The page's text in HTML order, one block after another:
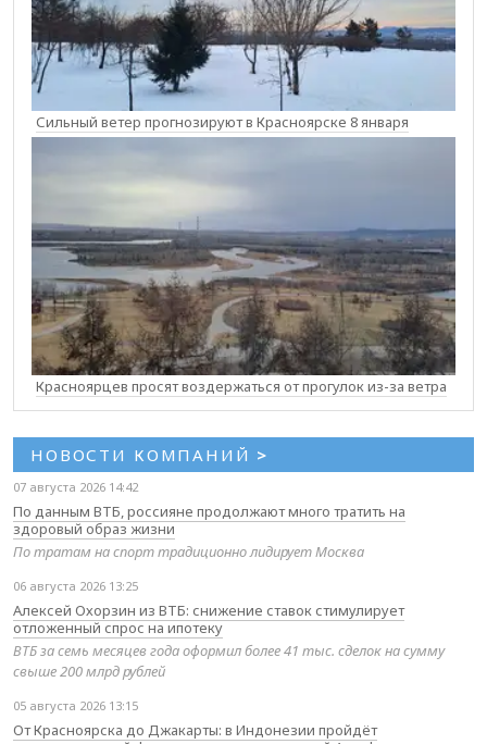
Сильный ветер прогнозируют в Красноярске 8 января
Красноярцев просят воздержаться от прогулок из-за ветра
НОВОСТИ КОМПАНИЙ >
07 августа 2026 14:42
По данным ВТБ, россияне продолжают много тратить на
здоровый образ жизни
По тратам на спорт традиционно лидирует Москва
06 августа 2026 13:25
Алексей Охорзин из ВТБ: снижение ставок стимулирует
отложенный спрос на ипотеку
ВТБ за семь месяцев года оформил более 41 тыс. сделок на сумму
свыше 200 млрд рублей
05 августа 2026 13:15
От Красноярска до Джакарты: в Индонезии пройдёт